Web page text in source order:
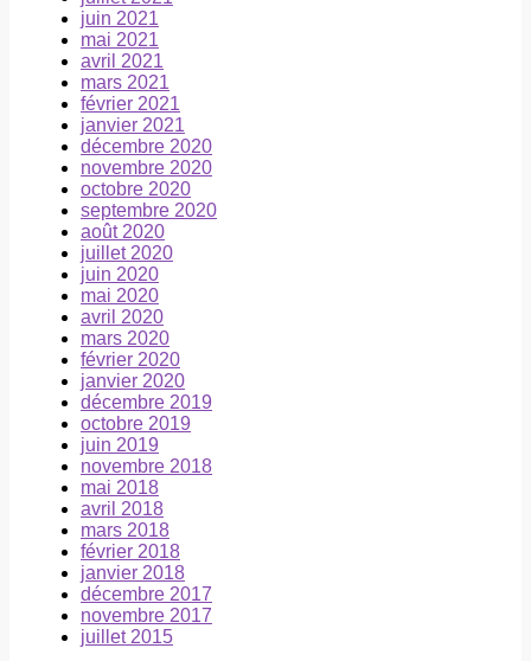
juin 2021
mai 2021
avril 2021
mars 2021
février 2021
janvier 2021
décembre 2020
novembre 2020
octobre 2020
septembre 2020
août 2020
juillet 2020
juin 2020
mai 2020
avril 2020
mars 2020
février 2020
janvier 2020
décembre 2019
octobre 2019
juin 2019
novembre 2018
mai 2018
avril 2018
mars 2018
février 2018
janvier 2018
décembre 2017
novembre 2017
juillet 2015